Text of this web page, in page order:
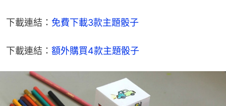
下載連結： 免費下載3款主題骰子
下載連結： 額外購買4款主題骰子